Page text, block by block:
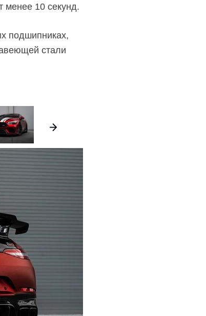
менее 10 секунд.
подшипниках,
стали